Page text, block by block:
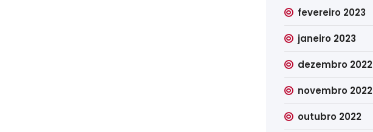
fevereiro 2023
janeiro 2023
dezembro 2022
novembro 2022
outubro 2022